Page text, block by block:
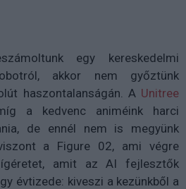
egy kereskedelmi
akkor nem győztünk
haszontalanságán. A Unitree
a kedvenc animéink harci
de ennél nem is megyünk
a Figure 02, ami végre
amit az AI fejlesztők
évtizede: kiveszi a kezünkből a